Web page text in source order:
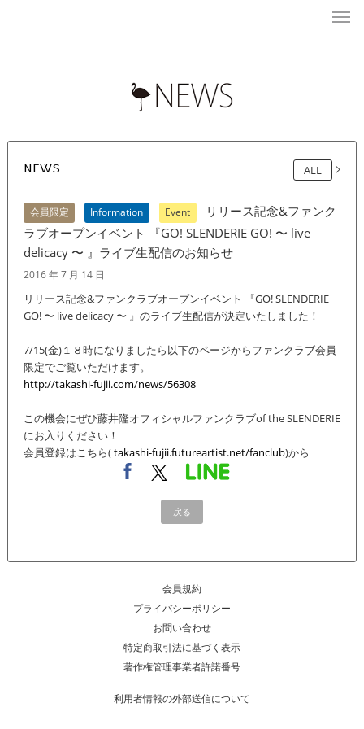
NEWS ALL
会員限定 Information Event
リリース記念&ファンク
ラブオープンイベント 『GO! SLENDERIE GO! 〜 live
delicacy 〜 』ライブ生配信のお知らせ
2016 年 7 月 14 日
リリース記念&ファンクラブオープンイベント 『GO! SLENDERIE
GO! 〜 live delicacy 〜 』のライブ生配信が決定いたしました！
7/15(金)１８時になりましたら以下のページからファンクラブ会員
限定でご覧いただけます。
http://takashi-fujii.com/news/56308
この機会にぜひ藤井隆オフィシャルファンクラブof the SLENDERIE
にお入りください！
会員登録はこちら(takashi-fujii.futureartist.net/fanclub)から
戻る
会員規約
プライバシーポリシー
お問い合わせ
特定商取引法に基づく表示
著作権管理事業者許諾番号
利用者情報の外部送信について